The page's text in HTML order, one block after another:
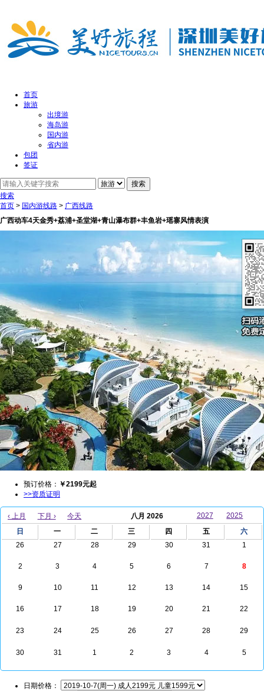
首页
旅游
出境游
海岛游
国内游
省内游
包团
签证
搜索
首页 > 国内游线路 > 广西线路
广西动车4天金秀+荔浦+圣堂湖+青山瀑布群+丰鱼岩+瑶寨风情表演
预订价格： ￥2199元起
>>资质证明
‹ 上月 下月 › 今天 八月 2026 2027
2025
日
一 二 三 四 五
六
26
27 28 29 30 31 1
2 3 4 5 6 7 8
9 10 11 12 13 14 15
16 17 18 19 20 21 22
23 24 25 26 27 28 29
30 31 1 2 3 4 5
日期价格：